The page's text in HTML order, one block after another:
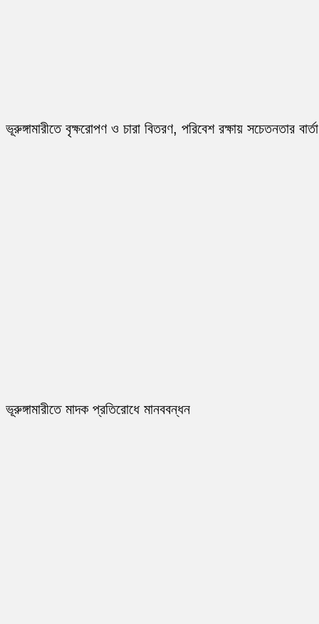
ভূরুঙ্গামারীতে বৃক্ষরোপণ ও চারা বিতরণ, পরিবেশ রক্ষায় সচেতনতার বার্তা
ভূরুঙ্গামারীতে মাদক প্রতিরোধে মানববন্ধন